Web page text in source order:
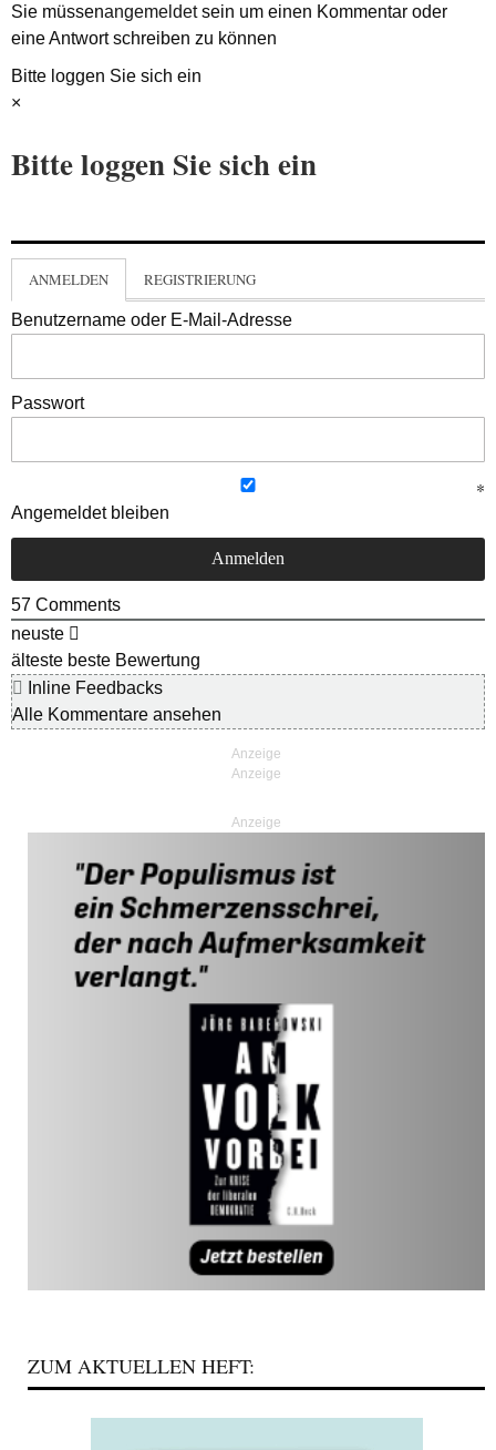
Sie müssenangemeldetsein um einen Kommentar oder
eine Antwort schreiben zu können
Bitte loggen Sie sich ein
×
Bitte loggen Sie sich ein
ANMELDEN REGISTRIERUNG
Benutzername oder E-Mail-Adresse
Passwort
Angemeldet bleiben
57 Comments
neuste
älteste beste Bewertung
Inline Feedbacks
Alle Kommentare ansehen
Anzeige
ZUM AKTUELLEN HEFT: